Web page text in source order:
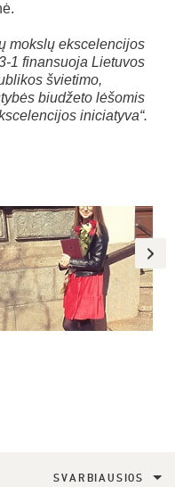
mokslų ekscelencijos
1 finansuoja Lietuvos
švietimo,
biudžeto lėšomis
iniciatyva“.
SVARBIAUSIOS